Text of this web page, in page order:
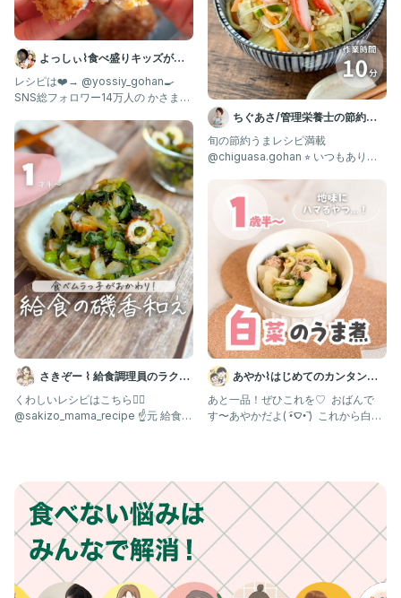
よっしぃ⌇食べ盛りキッズが喜
ぶレシピ 𓌉◯𓇋
レシピは❤️→ @yossiy_gohan🍳
SNS総フォロワー14万人の かさまし
さきぞー ⌇ 給食調理員のラクう
ま幼児食
くわしいレシピはこちら💁‍♀️ ⁡
@sakizo_mama_recipe ☝️元 給食の
ちぐあさ/管理栄養士の節約う
まレシピ
旬の節約うまレシピ満載
@chiguasa.gohan ⭐︎ いつもありが
あやか⌇はじめてのカンタン離
乳食・幼児食💛
あと一品！ぜひこれを♡ ⁡ おばんで
す〜あやかだよ( •︠‎ࠏ•︡ ) ⁡ これから白菜